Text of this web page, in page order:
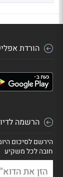
הורדת
הרשמה
הירשם לסיכום
חובה לכל משקיע